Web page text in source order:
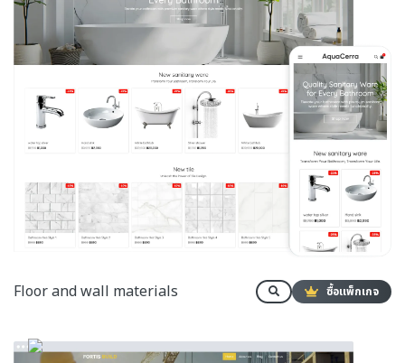
Floor and wall materials ซื้อแพ็กเกจ